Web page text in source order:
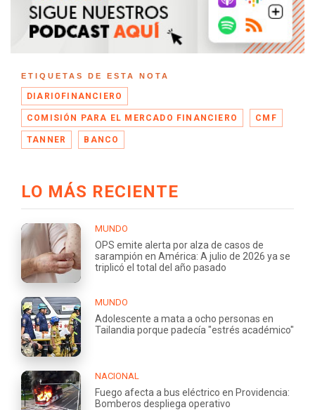
ETIQUETAS DE ESTA NOTA
DIARIOFINANCIERO
COMISIÓN PARA EL MERCADO FINANCIERO CMF
TANNER BANCO
LO MÁS RECIENTE
MUNDO
OPS emite alerta por alza de casos de
sarampión en América: A julio de 2026 ya se
triplicó el total del año pasado
MUNDO
Adolescente a mata a ocho personas en
Tailandia porque padecía "estrés académico"
NACIONAL
Fuego afecta a bus eléctrico en Providencia:
Bomberos despliega operativo